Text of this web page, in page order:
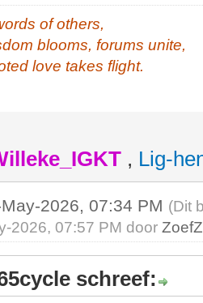
of others,
blooms, forums unite,
love takes flight.
, Lig-
2026, 07:34 PM (Dit
2026, 07:57 PM door
schreef: